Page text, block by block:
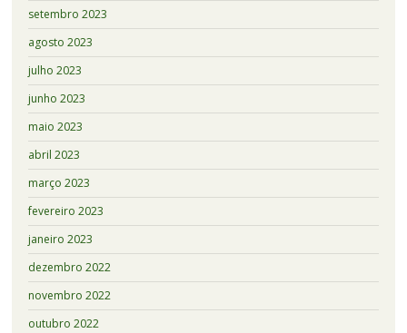
setembro 2023
agosto 2023
julho 2023
junho 2023
maio 2023
abril 2023
março 2023
fevereiro 2023
janeiro 2023
dezembro 2022
novembro 2022
outubro 2022